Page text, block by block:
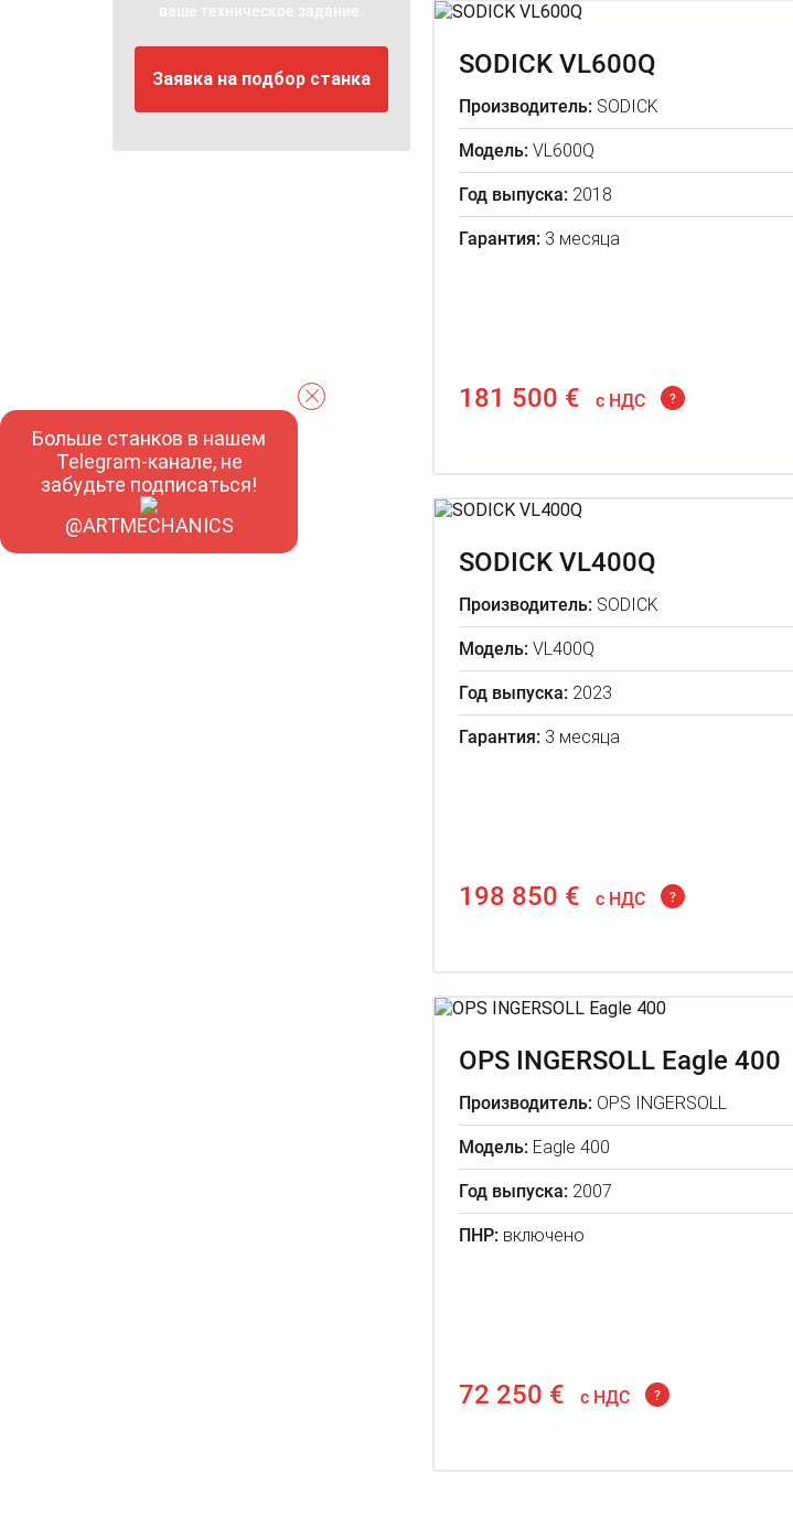
ваше техническое задание.
Заявка на подбор станка SODICK VL600Q
Производитель: SODICK
Модель: VL600Q
Год выпуска: 2018
Гарантия: 3 месяца
181 500 € c НДС ?
SODICK VL400Q
Производитель: SODICK
Модель: VL400Q
Год выпуска: 2023
Гарантия: 3 месяца
198 850 € c НДС ?
OPS INGERSOLL Eagle 400
Производитель: OPS INGERSOLL
Модель: Eagle 400
Год выпуска: 2007
ПНР: включено
72 250 € c НДС ?
Больше станков в нашем
Telegram-канале, не
забудьте подписаться!
@ARTMECHANICS